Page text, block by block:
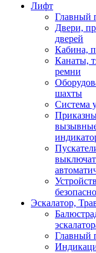
Лифт
Главный
Двери,
дверей
Кабина,
Канаты,
ремни
шахты
Система
Эскалатор,
Главный